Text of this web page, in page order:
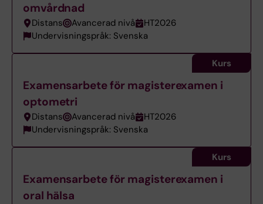
omvårdnad
Distans Avancerad nivå
HT2026
Undervisningspråk: Svenska
Examensarbete för magisterexamen i
optometri
Distans Avancerad nivå
HT2026
Undervisningspråk: Svenska
Kurs
Examensarbete för magisterexamen i
oral hälsa
Kurs